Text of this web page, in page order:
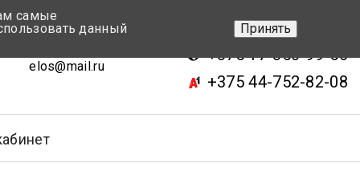
elos@mail.ru
+375 17-343-46-70
+375 17-350-99-56
+375 44-752-82-08
самые
данный
Принять